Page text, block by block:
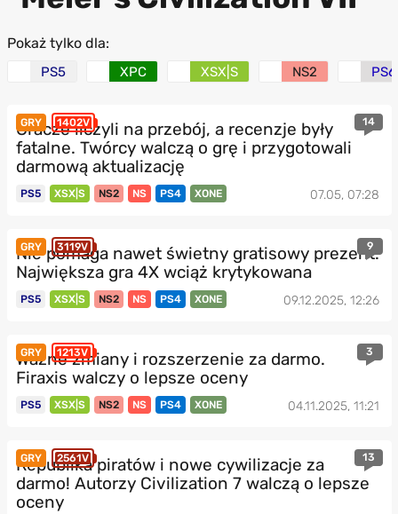
Pokaż tylko dla:
PS5 XPC XSX|S NS2 PS6
GRY 1402V 14
Gracze liczyli na przebój, a recenzje były
fatalne. Twórcy walczą o grę i przygotowali
darmową aktualizację
PS5 XSX|S NS2 NS PS4 XONE 07.05, 07:28
GRY 3119V 9
Nie pomaga nawet świetny gratisowy prezent.
Największa gra 4X wciąż krytykowana
PS5 XSX|S NS2 NS PS4 XONE 09.12.2025, 12:26
GRY 1213V 3
Ważne zmiany i rozszerzenie za darmo.
Firaxis walczy o lepsze oceny
PS5 XSX|S NS2 NS PS4 XONE 04.11.2025, 11:21
GRY 2561V 13
Republika piratów i nowe cywilizacje za
darmo! Autorzy Civilization 7 walczą o lepsze
oceny